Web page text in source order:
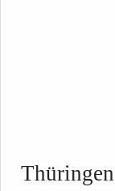
Thüringen